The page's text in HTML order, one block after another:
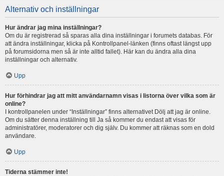
Alternativ och inställningar
Hur ändrar jag mina inställningar?
Om du är registrerad så sparas alla dina inställningar i forumets databas. För
att ändra inställningar, klicka på Kontrollpanel-länken (finns oftast längst upp
på forumsidorna men så är inte alltid fallet). Här kan du ändra alla dina
inställningar och alternativ.
Upp
Hur förhindrar jag att mitt användarnamn visas i listorna över vilka som är
online?
I kontrollpanelen under “Inställningar” finns alternativet Dölj att jag är online.
Om du sätter denna inställning till Ja så kommer du endast att visas för
administratörer, moderatorer och dig själv. Du kommer att räknas som en dold
användare.
Upp
Tiderna stämmer inte!